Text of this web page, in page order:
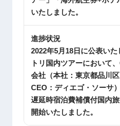
いたしました。
進捗状況
2022年5月18日に公表い
トリ国内ツアーにおいて
会社（本社：東京都品川
CEO：ディエゴ・ソーサ
遅延時宿泊費補償付国内
開始いたしました。